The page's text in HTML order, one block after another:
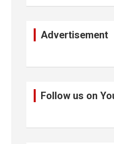
Advertisement
Follow us on